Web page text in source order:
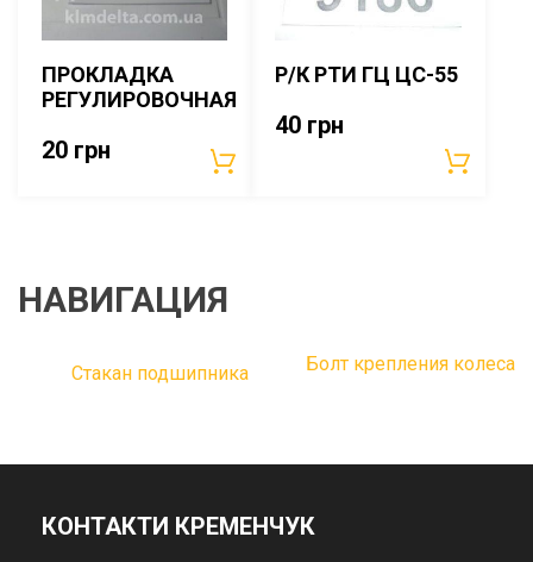
ПРОКЛАДКА
РЕГУЛИРОВОЧНАЯ
20 грн
Р/К РТИ ГЦ ЦС-55
40 грн
НАВИГАЦИЯ
Стакан подшипника Болт крепления колеса
КОНТАКТИ КРЕМЕНЧУК